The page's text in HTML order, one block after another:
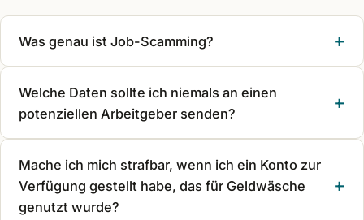
Was genau ist Job-Scamming?
Welche Daten sollte ich niemals an einen
potenziellen Arbeitgeber senden?
Mache ich mich strafbar, wenn ich ein Konto zur
Verfügung gestellt habe, das für Geldwäsche
genutzt wurde?